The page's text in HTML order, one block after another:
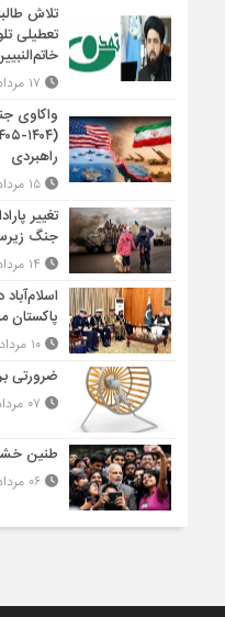
تلاش
تعطیلی
واکاوی
راهبردی
۱۵ مرداد ۱۴۰۵ - ۱۴:۲۰
تغییر
جنگ
پاکستان
۱۰ مرداد ۱۴۰۵ - ۱۱:۵۴
ضرورتی
طنین
۰۶ مرداد ۱۴۰۵ - ۱۲:۴۲